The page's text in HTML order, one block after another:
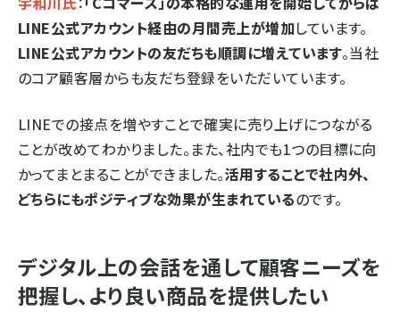
LINE公式アカウント経由の月間売上が増加しています。
LINE公式アカウントの友だちも順調に増えています。当社
のコア顧客層からも友だち登録をいただいています。
LINEでの接点を増やすことで確実に売り上げにつながる
ことが改めてわかりました。また、社内でも1つの目標に向
かってまとまることができました。活用することで社内外、
どちらにもポジティブな効果が生まれているのです。
デジタル上の会話を通して顧客ニーズを
把握し、より良い商品を提供したい